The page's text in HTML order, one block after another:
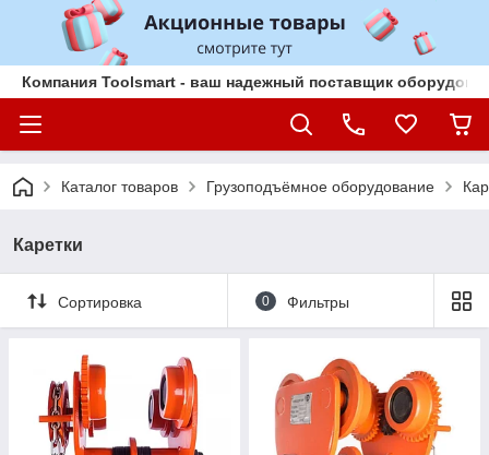
Компания Toolsmart - ваш надежный поставщик
Каталог товаров Грузоподъёмное оборудование
Каретки
Сортировка 0 Фильтры